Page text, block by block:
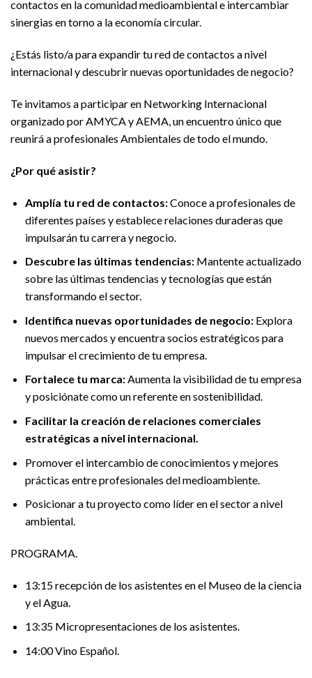
contactos en la comunidad medioambiental e intercambiar
sinergias en torno a la economía circular.
¿Estás listo/a para expandir tu red de contactos a nivel
internacional y descubrir nuevas oportunidades de negocio?
Te invitamos a participar en Networking Internacional
organizado por AMYCA y AEMA, un encuentro único que
reunirá a profesionales Ambientales de todo el mundo.
¿Por qué asistir?
Amplía tu red de contactos:Conoce a profesionales de
diferentes países y establece relaciones duraderas que
impulsarán tu carrera y negocio.
Descubre las últimas tendencias:Mantente actualizado
sobre las últimas tendencias y tecnologías que están
transformando el sector.
Identifica nuevas oportunidades de negocio:Explora
nuevos mercados y encuentra socios estratégicos para
impulsar el crecimiento de tu empresa.
Fortalece tu marca:Aumenta la visibilidad de tu empresa
y posiciónate como un referente en sostenibilidad.
Facilitar la creación de relaciones comerciales
estratégicas a nivel internacional.
Promover el intercambio de conocimientos y mejores
prácticas entre profesionales del medioambiente.
Posicionar a tu proyecto como líder en el sector a nivel
ambiental.
PROGRAMA.
13:15 recepción de los asistentes en el Museo de la ciencia
y el Agua.
13:35 Micropresentaciones de los asistentes.
14:00 Vino Español.